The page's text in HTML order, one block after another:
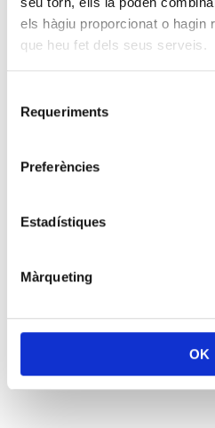
els hàgiu proporcionat o hagin
que heu fet dels seus serveis.
Requeriments
Preferències
Estadístiques
Màrqueting
OK